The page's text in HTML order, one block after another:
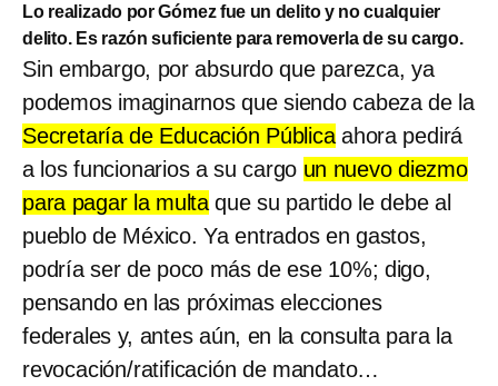
Lo realizado por Gómez fue un delito y no cualquier
delito. Es razón suficiente para removerla de su cargo.
Sin embargo, por absurdo que parezca, ya
podemos imaginarnos que siendo cabeza de la
Secretaría de Educación Públicaahora pedirá
a los funcionarios a su cargo un nuevo diezmo
para pagar la multa que su partido le debe al
pueblo de México. Ya entrados en gastos,
podría ser de poco más de ese 10%; digo,
pensando en las próximas elecciones
federales y, antes aún, en la consulta para la
revocación/ratificación de mandato…